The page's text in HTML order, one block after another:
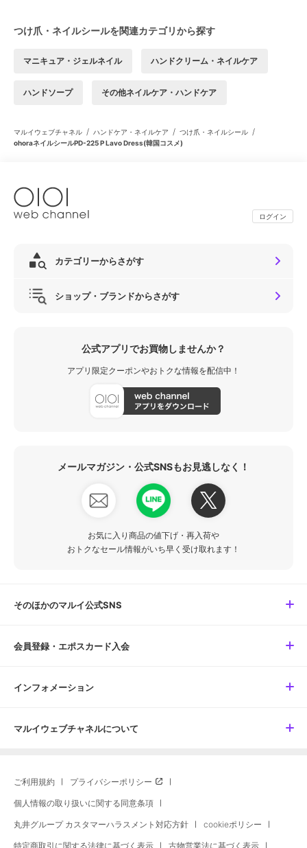
つけ爪・ネイルシールを関連カテゴリから探す
マニキュア・ジェルネイル ハンドクリーム・ネイルケア
ハンドソープ その他ネイルケア・ハンドケア
マルイウェブチャネル / ハンドケア・ネイルケア / つけ爪・ネイルシール /
ohoraネイルシールPD-225 P Lavo Dress(韓国コスメ)
ログイン
カテゴリーからさがす
ショップ・ブランドからさがす
公式アプリでお買物しませんか？
アプリ限定クーポンやおトクな情報を配信中！
メールマガジン・公式SNSもお見逃しなく！
お気に入り商品の値下げ・再入荷や
おトクなセール情報がいち早く受け取れます！
そのほかのマルイ公式SNS
会員登録・エポスカード入会
インフォメーション
マルイウェブチャネルについて
ご利用規約 プライバシーポリシー
個人情報の取り扱いに関する同意条項
丸井グループ カスタマーハラスメント対応方針 cookieポリシー
特定商取引に関する法律に基づく表示 古物営業法に基づく表示